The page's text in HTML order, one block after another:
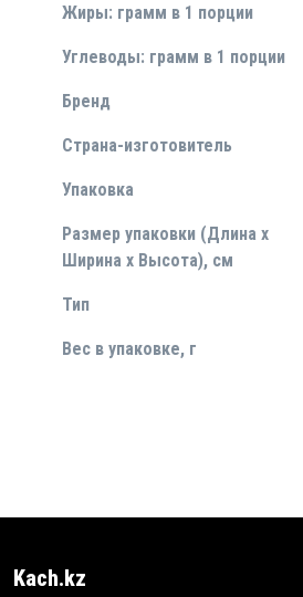
Жиры: грамм в 1 порции
Углеводы: грамм в 1 порции
Бренд
Страна-изготовитель
Упаковка
Размер упаковки (Длина х
Ширина х Высота), см
Тип
Вес в упаковке, г
Kach.kz